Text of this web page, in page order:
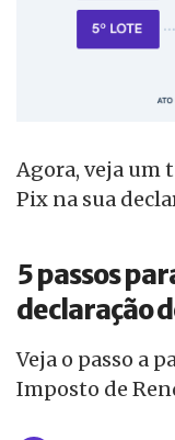
Agora, veja um
Pix na sua
5 passos
declaração
Veja o passo a
Imposto de